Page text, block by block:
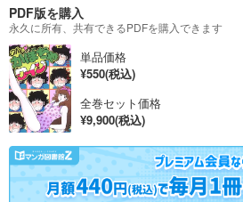
PDF版を購入
永久に所有、共有できるPDFを購入できます
単品価格
¥550(税込)
全巻セット価格
¥9,900(税込)